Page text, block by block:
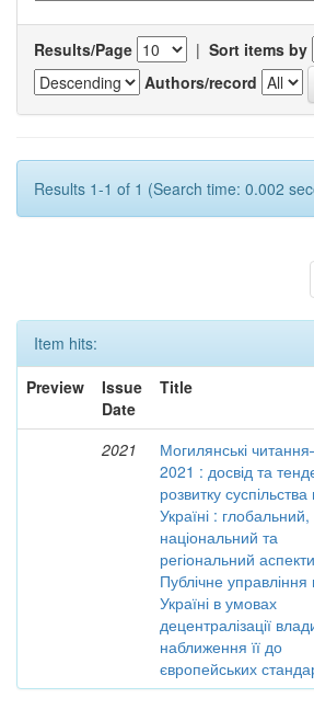
Results/Page | Sort items by
Authors/record
Results 1-1 of 1 (Search time: 0.002
Item hits:
Preview
Issue
Date
Title
2021
Могилянські
2021 : досвід та
розвитку суспільства
Україні : глобальний,
національний та
регіональний
Публічне управління
Україні в умовах
децентралізації
наближення її до
європейських